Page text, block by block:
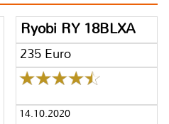
Ryobi RY 18BLXA
235 Euro
14.10.2020